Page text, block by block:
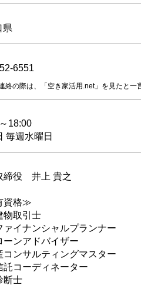
県
6551
絡の際は、「空き家活用.net」を見たと一
18:00
毎週水曜日
締役 井上 貴之
資格≫
物取引士
ァイナンシャルプランナー
ーンアドバイザー
コンサルティングマスター
託コーディネーター
断士